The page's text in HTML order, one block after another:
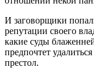
И заговорщики
репутации своего
какие суды
предпочтет
престол.